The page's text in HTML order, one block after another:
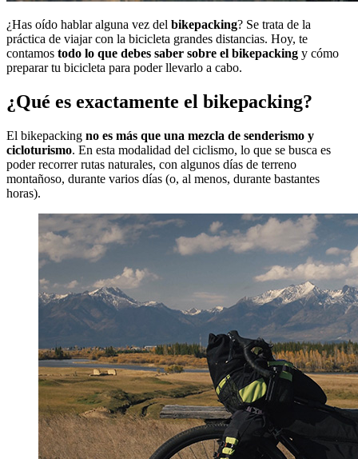
¿Has oído hablar alguna vez del bikepacking? Se trata de la
práctica de viajar con la bicicleta grandes distancias. Hoy, te
contamos todo lo que debes saber sobre el bikepacking y cómo
preparar tu bicicleta para poder llevarlo a cabo.
¿Qué es exactamente el bikepacking?
El bikepacking no es más que una mezcla de senderismo y
cicloturismo. En esta modalidad del ciclismo, lo que se busca es
poder recorrer rutas naturales, con algunos días de terreno
montañoso, durante varios días (o, al menos, durante bastantes
horas).